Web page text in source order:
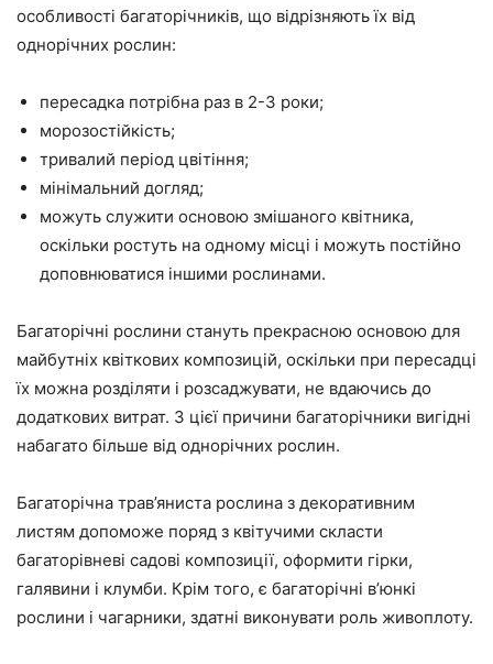
особливості багаторічників, що відрізняють їх від
однорічних рослин:
пересадка потрібна раз в 2-3 роки;
морозостійкість;
тривалий період цвітіння;
мінімальний догляд;
можуть служити основою змішаного квітника,
оскільки ростуть на одному місці і можуть постійно
доповнюватися іншими рослинами.
Багаторічні рослини стануть прекрасною основою для
майбутніх квіткових композицій, оскільки при пересадці
їх можна розділяти і розсаджувати, не вдаючись до
додаткових витрат. З цієї причини багаторічники вигідні
набагато більше від однорічних рослин.
Багаторічна трав’яниста рослина з декоративним
листям допоможе поряд з квітучими скласти
багаторівневі садові композиції, оформити гірки,
галявини і клумби. Крім того, є багаторічні в’юнкі
рослини і чагарники, здатні виконувати роль живоплоту.